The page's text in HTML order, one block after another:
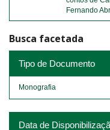
Fernando
Busca facetada
Tipo de Documento
Monografia
Data de